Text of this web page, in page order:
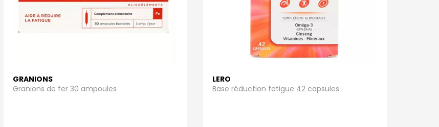
GRANIONS
Granions de fer 30 ampoules
LERO
Base réduction fatigue 42 capsules